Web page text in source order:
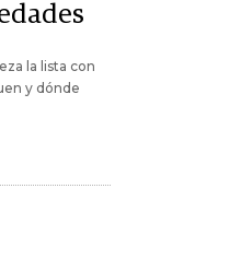
la lista con
y dónde